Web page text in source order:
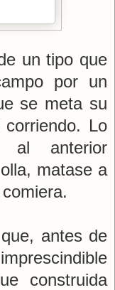
un tipo que
por un
se meta su
Lo
al anterior
matase a
antes de
construida